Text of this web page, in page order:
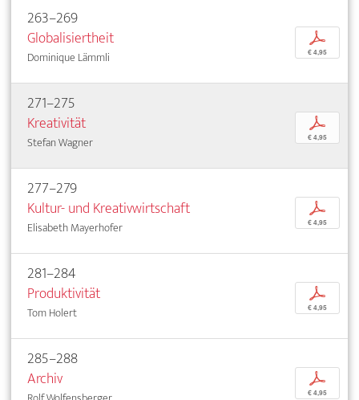
263–269
Globalisiertheit
Dominique Lämmli
p
€ 4,95
271–275
Kreativität
Stefan Wagner
p
€ 4,95
277–279
Kultur- und Kreativwirtschaft
Elisabeth Mayerhofer
p
€ 4,95
281–284
Produktivität
Tom Holert
p
€ 4,95
285–288
Archiv
p
€ 4,95